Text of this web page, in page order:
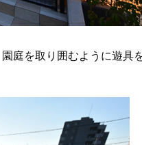
庭を取り囲むように遊具